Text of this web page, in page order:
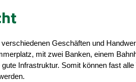
Geschäften und
mit zwei Banken, einem
Infrastruktur. Somit können fast